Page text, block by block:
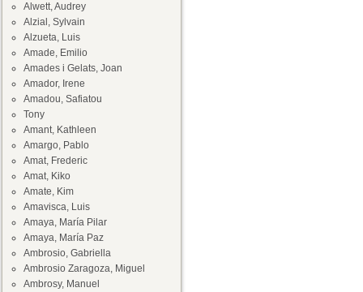
Alwett, Audrey
Alzial, Sylvain
Alzueta, Luis
Amade, Emilio
Amades i Gelats, Joan
Amador, Irene
Amadou, Safiatou
Tony
Amant, Kathleen
Amargo, Pablo
Amat, Frederic
Amat, Kiko
Amate, Kim
Amavisca, Luis
Amaya, María Pilar
Amaya, María Paz
Ambrosio, Gabriella
Ambrosio Zaragoza, Miguel
Ambrosy, Manuel